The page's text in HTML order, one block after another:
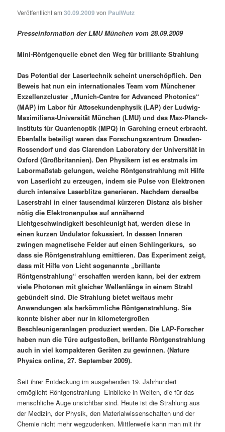
Veröffentlicht am30.09.2009 von PaulWutz
Presseinformation der LMU München vom 28.09.2009
Mini-Röntgenquelle ebnet den Weg für brilliante Strahlung
Das Potential der Lasertechnik scheint unerschöpflich. Den
Beweis hat nun ein internationales Team vom Münchener
Exzellenzcluster „Munich-Centre for Advanced Photonics“
(MAP) im Labor für Attosekundenphysik (LAP) der Ludwig-
Maximilians-Universität München (LMU) und des Max-Planck-
Instituts für Quantenoptik (MPQ) in Garching erneut erbracht.
Ebenfalls beteiligt waren das Forschungszentrum Dresden-
Rossendorf und das Clarendon Laboratory der Universität in
Oxford (Großbritannien). Den Physikern ist es erstmals im
Labormaßstab gelungen, weiche Röntgenstrahlung mit Hilfe
von Laserlicht zu erzeugen, indem sie Pulse von Elektronen
durch intensive Laserblitze generieren. Nachdem derselbe
Laserstrahl in einer tausendmal kürzeren Distanz als bisher
nötig die Elektronenpulse auf annähernd
Lichtgeschwindigkeit beschleunigt hat, werden diese in
einen kurzen Undulator fokussiert. In dessen Inneren
zwingen magnetische Felder auf einen Schlingerkurs, so
dass sie Röntgenstrahlung emittieren. Das Experiment zeigt,
dass mit Hilfe von Licht sogenannte „brillante
Röntgenstrahlung“ erschaffen werden kann, bei der extrem
viele Photonen mit gleicher Wellenlänge in einem Strahl
gebündelt sind. Die Strahlung bietet weitaus mehr
Anwendungen als herkömmliche Röntgenstrahlung. Sie
konnte bisher aber nur in kilometergroßen
Beschleunigeranlagen produziert werden. Die LAP-Forscher
haben nun die Türe aufgestoßen, brillante Röntgenstrahlung
auch in viel kompakteren Geräten zu gewinnen. (Nature
Physics online, 27. September 2009).
Seit ihrer Entdeckung im ausgehenden 19. Jahrhundert
ermöglicht Röntgenstrahlung Einblicke in Welten, die für das
menschliche Auge unsichtbar sind. Heute ist die Strahlung aus
der Medizin, der Physik, den Materialwissenschaften und der
Chemie nicht mehr wegzudenken. Mittlerweile kann man mit ihr